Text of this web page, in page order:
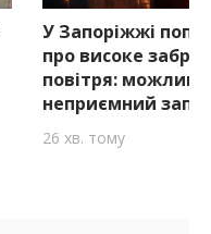
У Запоріжжі
про високе
повітря:
неприємний
26 хв. тому